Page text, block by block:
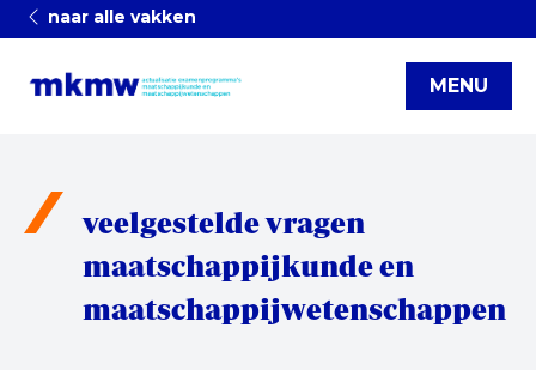
naar alle vakken
MENU
veelgestelde vragen
maatschappijkunde en
maatschappijwetenschappen